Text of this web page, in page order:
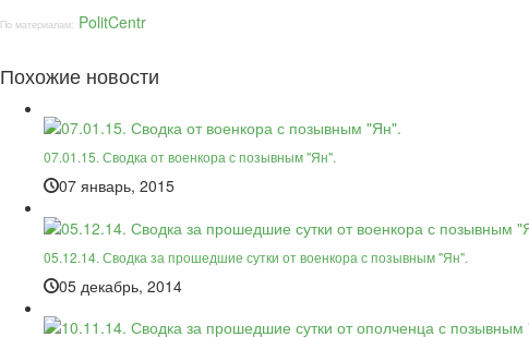
По материалам: PolitCentr
Похожие новости
07.01.15. Сводка от военкора с позывным "Ян".
07 январь, 2015
05.12.14. Сводка за прошедшие сутки от военкора с позывным "Ян".
05 декабрь, 2014